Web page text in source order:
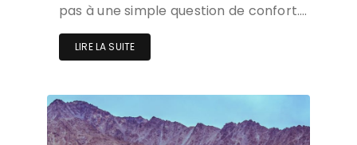
pas à une simple question de confort….
LIRE LA SUITE